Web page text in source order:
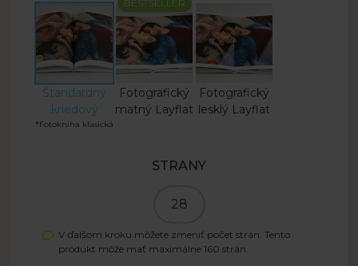
Štandardný
kriedový
*Fotokniha klasická
BESTSELLER
Fotografický
matný Layflat
Fotografický
lesklý Layflat
STRANY
28
V ďalšom kroku môžete zmeniť počet strán. Tento
produkt môže mať maximálne 160 strán.